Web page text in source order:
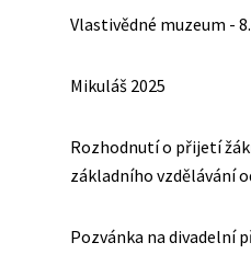
Vlastivědné muzeum -
Mikuláš 2025
Rozhodnutí o přijetí
základního vzdělávání
Pozvánka na divadelní